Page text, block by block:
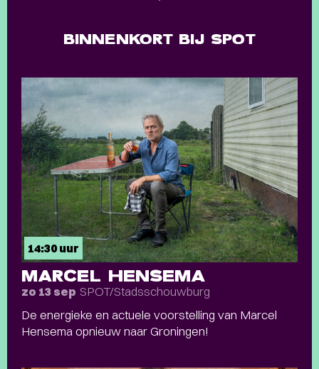
BINNENKORT BIJ SPOT
14:30 uur
MARCEL HENSEMA
zo 13 sep SPOT/Stadsschouwburg
De energieke en actuele voorstelling van Marcel
Hensema opnieuw naar Groningen!